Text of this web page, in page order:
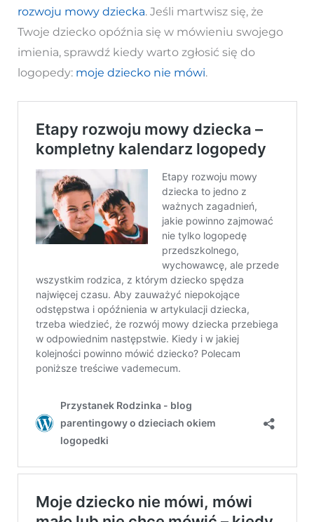
rozwoju mowy dziecka. Jeśli martwisz się, że
Twoje dziecko opóźnia się w mówieniu swojego
imienia, sprawdź kiedy warto zgłosić się do
logopedy: moje dziecko nie mówi.